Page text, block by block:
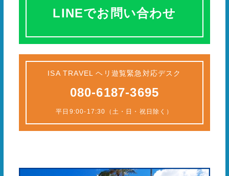
LINEでお問い合わせ
ISA TRAVEL ヘリ遊覧緊急対応デスク
080-6187-3695
平日9:00-17:30（土・日・祝日除く）